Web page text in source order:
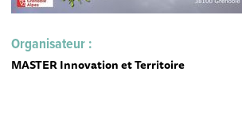
Organisateur :
MASTER Innovation et Territoire